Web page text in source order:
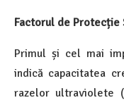
Factorul de Protecție
Primul și cel mai
indică capacitatea
razelor ultraviolete